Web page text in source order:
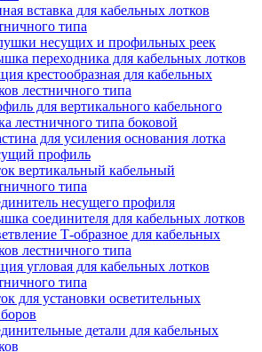
вставка для кабельных лотков
типа
несущих и профильных реек
переходника для кабельных лотков
крестообразная для кабельных
лестничного типа
для вертикального кабельного
лестничного типа боковой
для усиления основания лотка
профиль
вертикальный кабельный
типа
несущего профиля
соединителя для кабельных лотков
Т-образное для кабельных
лестничного типа
угловая для кабельных лотков
типа
для установки осветительных
детали для кабельных